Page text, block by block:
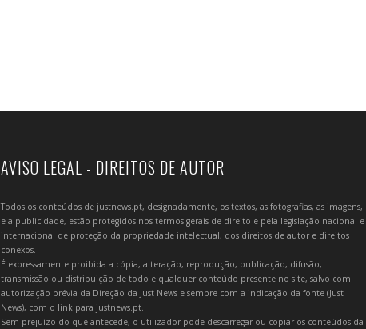
AVISO LEGAL - DIREITOS DE AUTOR
Todos os conteúdos de justnews.pt, designadamente, os textos, as fotografias, as imagens,
e a publicidade, estão protegidos nos termos gerais de direito e pela legislação nacional e
internacional de proteção da propriedade intelectual, dos direitos de autor e direitos
conexos.
É expressamente proibida a cópia, alteração, reprodução, publicação, difusão,
transmissão ou distribuição de todo e qualquer conteúdo presente no site, salvo com
autorização prévia da Direção da Just News e sempre com a indicação da fonte (Just
News), com o link para justnews.pt.
Sem prejuízo do que antecede, o utilizador pode descarregar ou copiar os conteúdos da